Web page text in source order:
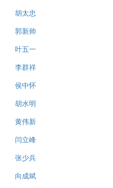
胡太忠
郭新帅
叶五一
李群祥
侯中怀
胡水明
黄伟新
闫立峰
张少兵
向成斌